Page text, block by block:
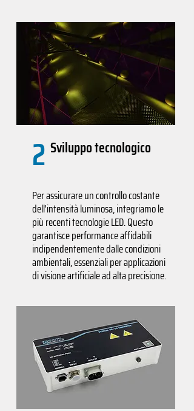
2 Sviluppo tecnologico
Per assicurare un controllo costante
dell'intensità luminosa, integriamo le
più recenti tecnologie LED. Questo
garantisce performance affidabili
indipendentemente dalle condizioni
ambientali, essenziali per applicazioni
di visione artificiale ad alta precisione.